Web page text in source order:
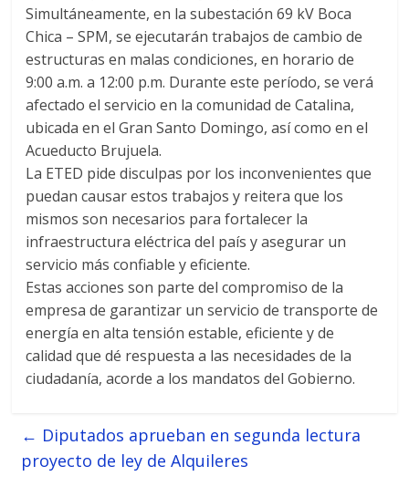
Simultáneamente, en la subestación 69 kV Boca
Chica – SPM, se ejecutarán trabajos de cambio de
estructuras en malas condiciones, en horario de
9:00 a.m. a 12:00 p.m. Durante este período, se verá
afectado el servicio en la comunidad de Catalina,
ubicada en el Gran Santo Domingo, así como en el
Acueducto Brujuela.
La ETED pide disculpas por los inconvenientes que
puedan causar estos trabajos y reitera que los
mismos son necesarios para fortalecer la
infraestructura eléctrica del país y asegurar un
servicio más confiable y eficiente.
Estas acciones son parte del compromiso de la
empresa de garantizar un servicio de transporte de
energía en alta tensión estable, eficiente y de
calidad que dé respuesta a las necesidades de la
ciudadanía, acorde a los mandatos del Gobierno.
← Diputados aprueban en segunda lectura
proyecto de ley de Alquileres